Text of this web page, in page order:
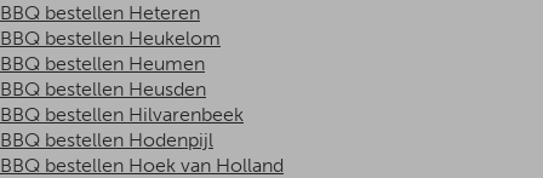
BBQ bestellen Heteren
BBQ bestellen Heukelom
BBQ bestellen Heumen
BBQ bestellen Heusden
BBQ bestellen Hilvarenbeek
BBQ bestellen Hodenpijl
BBQ bestellen Hoek van Holland